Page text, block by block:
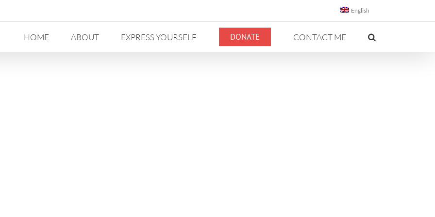
English
HOME ABOUT EXPRESS YOURSELF DONATE CONTACT ME